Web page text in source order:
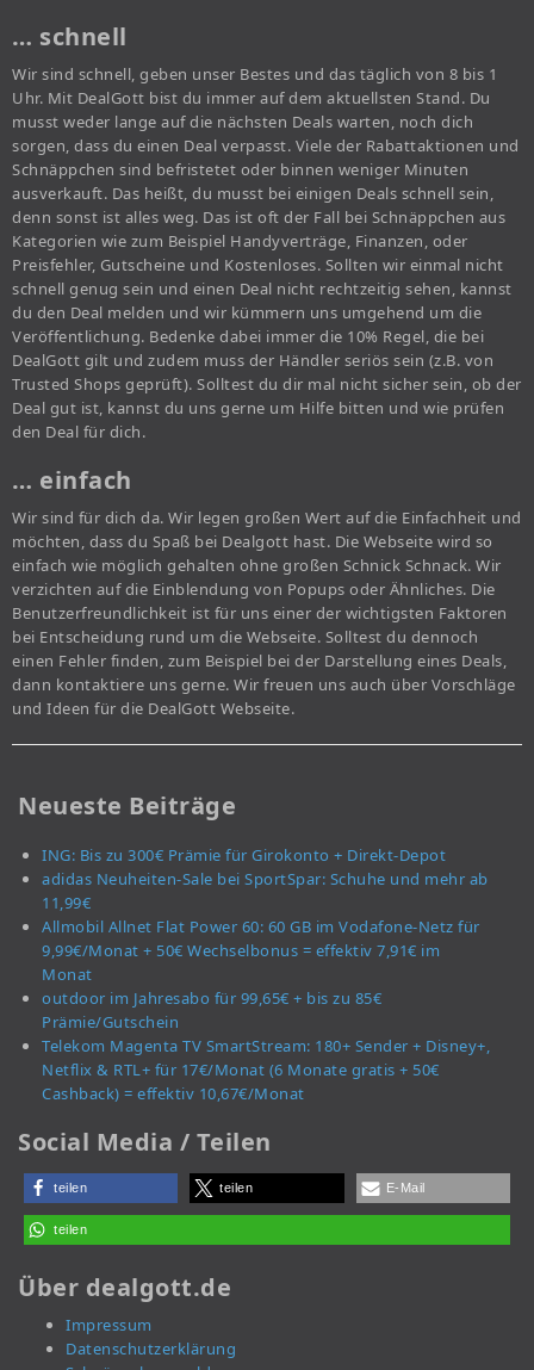
… schnell
Wir sind schnell, geben unser Bestes und das täglich von 8 bis 1
Uhr. Mit DealGott bist du immer auf dem aktuellsten Stand. Du
musst weder lange auf die nächsten Deals warten, noch dich
sorgen, dass du einen Deal verpasst. Viele der Rabattaktionen und
Schnäppchen sind befristetet oder binnen weniger Minuten
ausverkauft. Das heißt, du musst bei einigen Deals schnell sein,
denn sonst ist alles weg. Das ist oft der Fall bei Schnäppchen aus
Kategorien wie zum Beispiel Handyverträge, Finanzen, oder
Preisfehler, Gutscheine und Kostenloses. Sollten wir einmal nicht
schnell genug sein und einen Deal nicht rechtzeitig sehen, kannst
du den Deal melden und wir kümmern uns umgehend um die
Veröffentlichung. Bedenke dabei immer die 10% Regel, die bei
DealGott gilt und zudem muss der Händler seriös sein (z.B. von
Trusted Shops geprüft). Solltest du dir mal nicht sicher sein, ob der
Deal gut ist, kannst du uns gerne um Hilfe bitten und wie prüfen
den Deal für dich.
… einfach
Wir sind für dich da. Wir legen großen Wert auf die Einfachheit und
möchten, dass du Spaß bei Dealgott hast. Die Webseite wird so
einfach wie möglich gehalten ohne großen Schnick Schnack. Wir
verzichten auf die Einblendung von Popups oder Ähnliches. Die
Benutzerfreundlichkeit ist für uns einer der wichtigsten Faktoren
bei Entscheidung rund um die Webseite. Solltest du dennoch
einen Fehler finden, zum Beispiel bei der Darstellung eines Deals,
dann kontaktiere uns gerne. Wir freuen uns auch über Vorschläge
und Ideen für die DealGott Webseite.
Neueste Beiträge
ING: Bis zu 300€ Prämie für Girokonto + Direkt-Depot
adidas Neuheiten-Sale bei SportSpar: Schuhe und mehr ab
11,99€
Allmobil Allnet Flat Power 60: 60 GB im Vodafone-Netz für
9,99€/Monat + 50€ Wechselbonus = effektiv 7,91€ im
Monat
outdoor im Jahresabo für 99,65€ + bis zu 85€
Prämie/Gutschein
Telekom Magenta TV SmartStream: 180+ Sender + Disney+,
Netflix & RTL+ für 17€/Monat (6 Monate gratis + 50€
Cashback) = effektiv 10,67€/Monat
Social Media / Teilen
teilen teilen E-Mail
teilen
Über dealgott.de
Impressum
Datenschutzerklärung